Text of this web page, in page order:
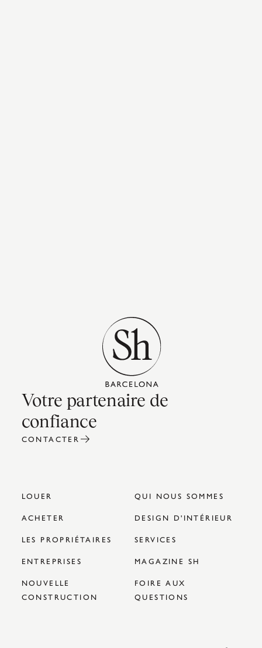
Votre partenaire de
confiance
CONTACTER
LOUER
QUI NOUS SOMMES
ACHETER
DESIGN D'INTÉRIEUR
LES PROPRIÉTAIRES
SERVICES
ENTREPRISES
MAGAZINE SH
NOUVELLE
CONSTRUCTION
FOIRE AUX
QUESTIONS